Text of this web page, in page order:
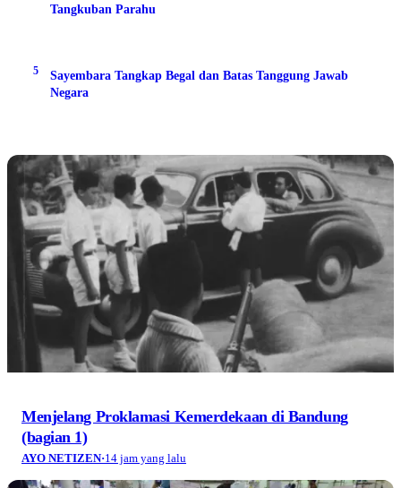
Tangkuban Parahu
5
Sayembara Tangkap Begal dan Batas Tanggung Jawab
Negara
Menjelang Proklamasi Kemerdekaan di Bandung
(bagian 1)
AYO NETIZEN·14 jam yang lalu